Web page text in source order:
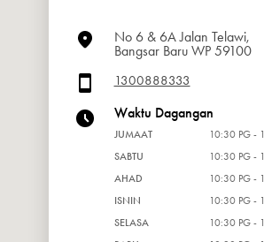
No 6 & 6A Jalan Telawi,
Bangsar Baru WP 59100
1300888333
Waktu Dagangan
JUMAAT
10:30 PG -
SABTU
10:30 PG -
AHAD
10:30 PG -
ISNIN
10:30 PG -
SELASA
10:30 PG -